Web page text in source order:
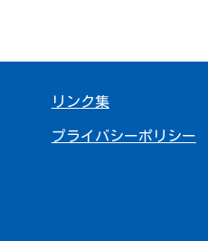
リンク集
プライバシーポリシー